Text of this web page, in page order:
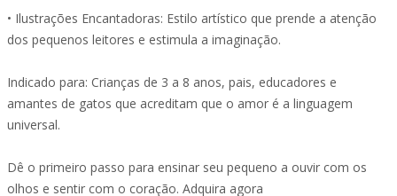
• Ilustrações Encantadoras: Estilo artístico que prende a atenção
dos pequenos leitores e estimula a imaginação.
Indicado para: Crianças de 3 a 8 anos, pais, educadores e
amantes de gatos que acreditam que o amor é a linguagem
universal.
Dê o primeiro passo para ensinar seu pequeno a ouvir com os
olhos e sentir com o coração. Adquira agora